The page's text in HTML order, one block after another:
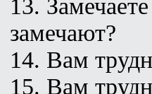
13.
замечают?
14. Вам
15. Вам